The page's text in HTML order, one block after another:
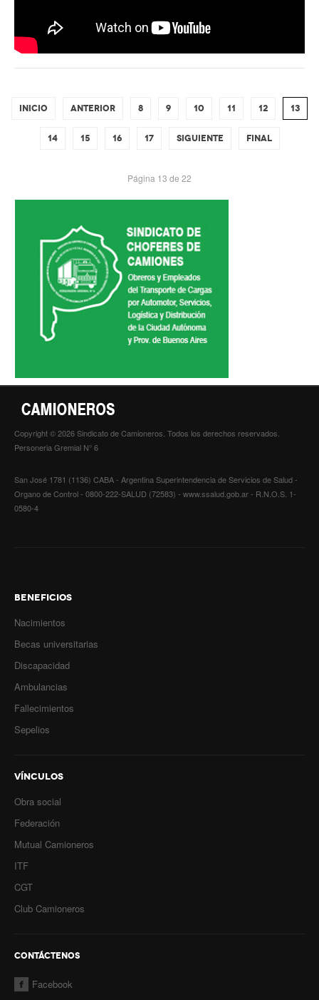
INICIO ANTERIOR 8 9 10 11 12 13
14 15 16 17 SIGUIENTE FINAL
Página 13 de 22
Copyright © 2026 Sindicato de Camioneros. Todos los derechos reservados.
Personeria Gremial N° 6
San José 1781 (1136) CABA - Argentina Superintendencia de Servicios de Salud -
Organo de Control - 0800-222-SALUD (72583) - www.ssalud.gob.ar - R.N.O.S. 1-
0580-4
BENEFICIOS
Nacimientos
Becas universitarias
Discapacidad
Ambulancias
Fallecimientos
Sepelios
VÍNCULOS
Obra social
Federación
Mutual Camioneros
ITF
CGT
Club Camioneros
CONTÁCTENOS
Facebook